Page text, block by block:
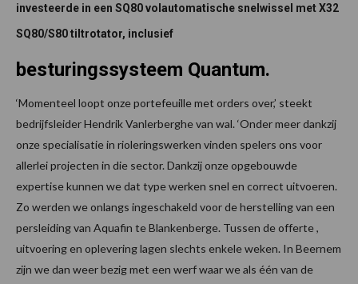
investeerde in een SQ80 volautomatische snelwissel met X32
SQ80/S80 tiltrotator, inclusief
besturingssysteem Quantum.
‘Momenteel loopt onze portefeuille met orders over,’ steekt
bedrijfsleider Hendrik Vanlerberghe van wal. ‘Onder meer dankzij
onze specialisatie in rioleringswerken vinden spelers ons voor
allerlei projecten in die sector. Dankzij onze opgebouwde
expertise kunnen we dat type werken snel en correct uitvoeren.
Zo werden we onlangs ingeschakeld voor de herstelling van een
persleiding van Aquafin te Blankenberge. Tussen de offerte ,
uitvoering en oplevering lagen slechts enkele weken. In Beernem
zijn we dan weer bezig met een werf waar we als één van de